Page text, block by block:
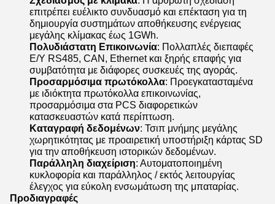
επιτρέπει ευέλικτο συνδυασμό και επέκταση για τη
δημιουργία συστημάτων αποθήκευσης ενέργειας
μεγάλης κλίμακας έως 1GWh.
Πολυδιάστατη Επικοινωνία: Πολλαπλές διεπαφές
Ε/Υ RS485, CAN, Ethernet και ξηρής επαφής για
συμβατότητα με διάφορες συσκευές της αγοράς.
Προσαρμόσιμα πρωτόκολλα: Προεγκατασταμένα
με ιδιόκτητα πρωτόκολλα επικοινωνίας,
προσαρμόσιμα στα PCS διαφορετικών
κατασκευαστών κατά περίπτωση.
Καταγραφή δεδομένων: Τσιπ μνήμης μεγάλης
χωρητικότητας με προαιρετική υποστήριξη κάρτας SD
για την αποθήκευση ιστορικών δεδομένων.
Παράλληλη διαχείριση: Αυτοματοποιημένη
κυκλοφορία και παράλληλος / εκτός λειτουργίας
έλεγχος για εύκολη ενσωμάτωση της μπαταρίας.
Προδιαγραφές